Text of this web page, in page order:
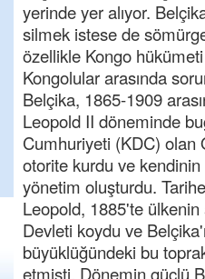
yerinde yer alıyor.
silmek istese de
özellikle Kongo
Kongolular arasında
Belçika, 1865-1909
Leopold II döneminde
Cumhuriyeti (KDC) olan
otorite kurdu ve
yönetim oluşturdu.
Leopold, 1885'te ülkenin
Devleti koydu ve
büyüklüğündeki bu
etmişti. Dönemin güçlü